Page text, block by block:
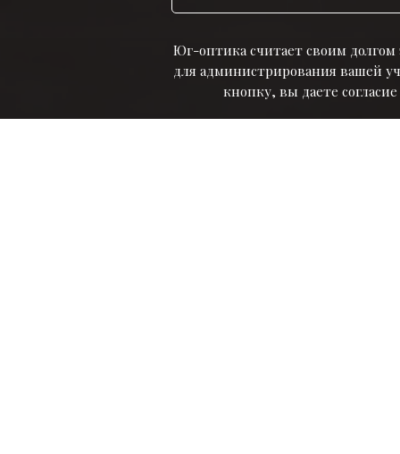
Юг-оптика считает своим
для администрирования вашей
кнопку, вы даете